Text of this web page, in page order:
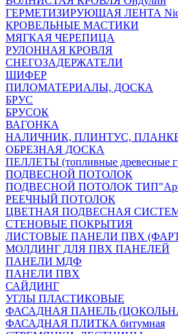
ГЕРМЕТИЗИРУЮЩАЯ ЛЕНТА
КРОВЕЛЬНЫЕ МАСТИКИ
МЯГКАЯ ЧЕРЕПИЦА
РУЛОННАЯ КРОВЛЯ
СНЕГОЗАДЕРЖАТЕЛИ
ШИФЕР
ПИЛОМАТЕРИАЛЫ, ДОСКА
БРУС
БРУСОК
ВАГОНКА
НАЛИЧНИК, ПЛИНТУС,
ОБРЕЗНАЯ ДОСКА
ПЕЛЛЕТЫ (топливные древесные
ПОДВЕСНОЙ ПОТОЛОК
ПОДВЕСНОЙ ПОТОЛОК
РЕЕЧНЫЙ ПОТОЛОК
ЦВЕТНАЯ ПОДВЕСНАЯ
СТЕНОВЫЕ ПОКРЫТИЯ
ЛИСТОВЫЕ ПАНЕЛИ ПВХ
МОЛДИНГ ДЛЯ ПВХ ПАНЕЛЕЙ
ПАНЕЛИ МДФ
ПАНЕЛИ ПВХ
САЙДИНГ
УГЛЫ ПЛАСТИКОВЫЕ
ФАСАДНАЯ ПАНЕЛЬ
ФАСАДНАЯ ПЛИТКА битумная